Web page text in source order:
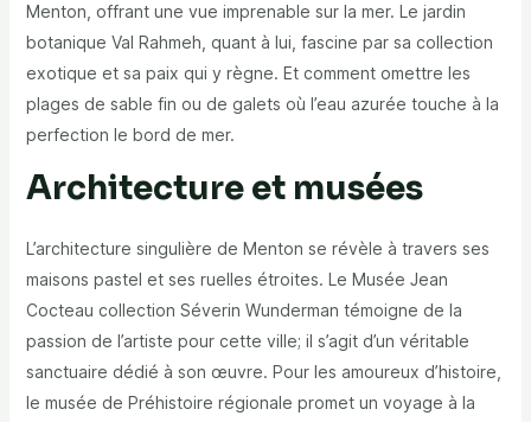
Menton, offrant une vue imprenable sur la mer. Le jardin
botanique Val Rahmeh, quant à lui, fascine par sa collection
exotique et sa paix qui y règne. Et comment omettre les
plages de sable fin ou de galets où l’eau azurée touche à la
perfection le bord de mer.
Architecture et musées
L’architecture singulière de Menton se révèle à travers ses
maisons pastel et ses ruelles étroites. Le Musée Jean
Cocteau collection Séverin Wunderman témoigne de la
passion de l’artiste pour cette ville; il s’agit d’un véritable
sanctuaire dédié à son œuvre. Pour les amoureux d’histoire,
le musée de Préhistoire régionale promet un voyage à la